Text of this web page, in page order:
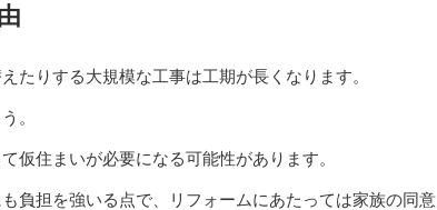
たりする大規模な工事は工期が長くなります。
。
仮住まいが必要になる可能性があります。
負担を強いる点で、リフォームにあたっては家族の同意